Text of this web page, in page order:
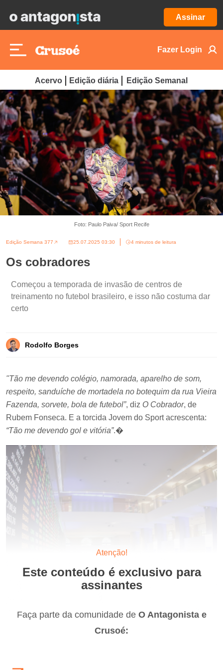
Assinar
Fazer Login
Acervo Edição diária Edição Semanal
Foto: Paulo Paiva/ Sport Recife
Edição Semana 377 25.07.2025 03:30 4 minutos de leitura
Os cobradores
Começou a temporada de invasão de centros de
treinamento no futebol brasileiro, e isso não costuma dar
certo
Rodolfo Borges
Atenção!
Este conteúdo é exclusivo para
assinantes
Faça parte da comunidade de O Antagonista e
Crusoé:
"Tão me devendo colégio, namorada, aparelho de som,
respeito, sanduíche de mortadela no botequim da rua Vieira
Fazenda, sorvete, bola de futebol”, diz O Cobrador, de
Rubem Fonseca. E a torcida Jovem do Sport acrescenta:
“Tão me devendo gol e vitória”.�